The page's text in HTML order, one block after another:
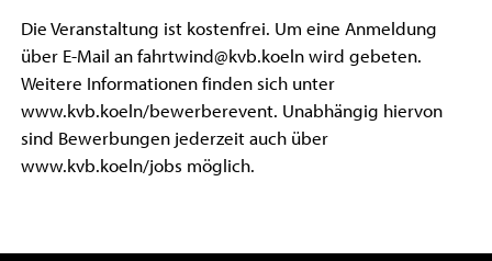
Die Veranstaltung ist kostenfrei. Um eine Anmeldung
über E-Mail an fahrtwind@kvb.koeln wird gebeten.
Weitere Informationen finden sich unter
www.kvb.koeln/bewerberevent. Unabhängig hiervon
sind Bewerbungen jederzeit auch über
www.kvb.koeln/jobs möglich.